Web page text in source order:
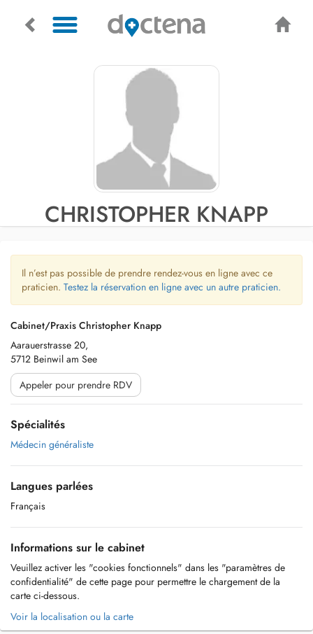
CHRISTOPHER KNAPP
Il n’est pas possible de prendre rendez-vous en ligne avec ce
praticien. Testez la réservation en ligne avec un autre praticien.
Cabinet/Praxis Christopher Knapp
Aarauerstrasse 20,
5712 Beinwil am See
Appeler pour prendre RDV
Spécialités
Médecin généraliste
Langues parlées
Français
Informations sur le cabinet
Veuillez activer les "cookies fonctionnels" dans les "paramètres de
confidentialité" de cette page pour permettre le chargement de la
carte ci-dessous.
Voir la localisation ou la carte